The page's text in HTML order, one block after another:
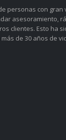
personas con gran
asesoramiento,
clientes. Esto ha
de 30 años de